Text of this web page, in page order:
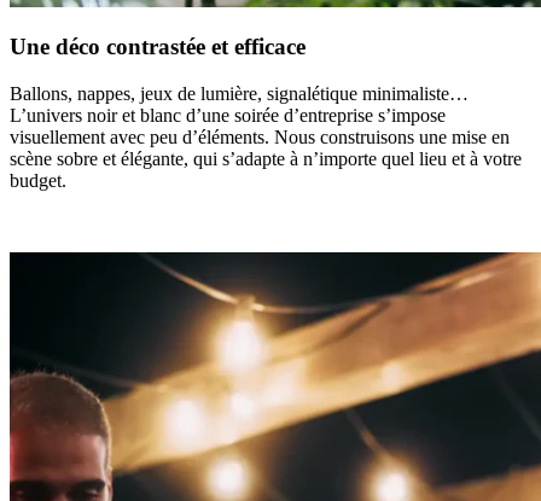
Une déco contrastée et efficace
Ballons, nappes, jeux de lumière, signalétique minimaliste…
L’univers noir et blanc d’une soirée d’entreprise s’impose
visuellement avec peu d’éléments. Nous construisons une mise en
scène sobre et élégante, qui s’adapte à n’importe quel lieu et à votre
budget.